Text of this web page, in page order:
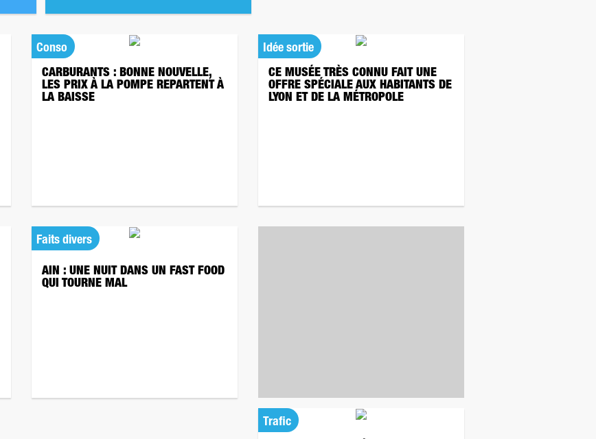
Conso
CARBURANTS : BONNE NOUVELLE,
LES PRIX À LA POMPE REPARTENT À
LA BAISSE
Idée sortie
CE MUSÉE TRÈS CONNU FAIT UNE
OFFRE SPÉCIALE AUX HABITANTS DE
LYON ET DE LA MÉTROPOLE
Faits divers
AIN : UNE NUIT DANS UN FAST FOOD
QUI TOURNE MAL
Trafic